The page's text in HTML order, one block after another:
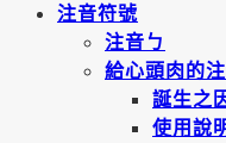
注音符號
注音ㄅ
給心頭肉的
誕生之
使用說